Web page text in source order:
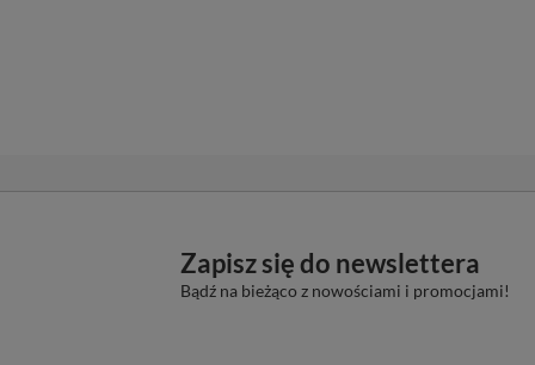
Zapisz się do newslettera
Bądź na bieżąco z nowościami i promocjami!